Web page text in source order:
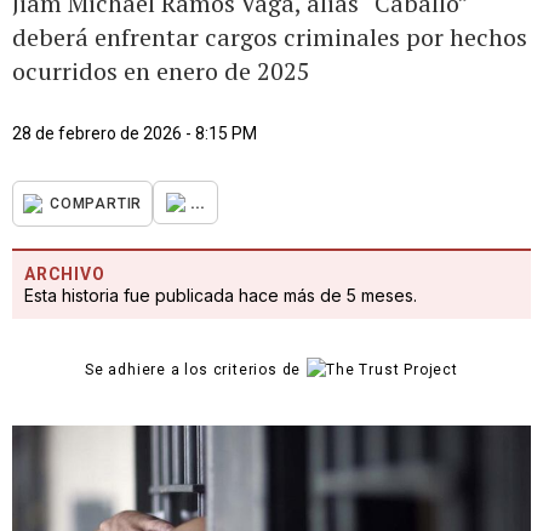
deberá enfrentar cargos criminales por hechos
ocurridos en enero de 2025
28 de febrero de 2026 - 8:15 PM
COMPARTIR ...
ARCHIVO
Esta historia fue publicada hace más de 5 meses.
Se adhiere a los criterios de